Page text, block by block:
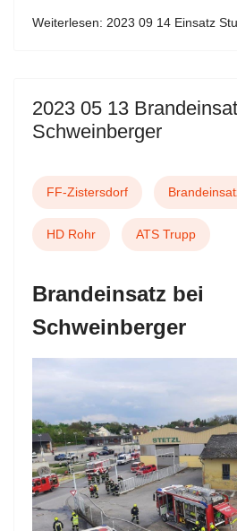
Weiterlesen: 2023 09 14 Einsatz
2023 05 13
Schweinberger
FF-Zistersdorf
HD Rohr ATS Trupp
Brandeinsatz bei
Schweinberger